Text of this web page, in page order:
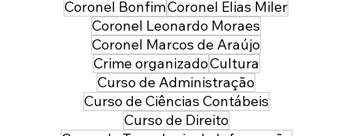
Coronel BonfimCoronel Elias Miler
Coronel Leonardo Moraes
Coronel Marcos de Araújo
Crime organizadoCultura
Curso de Administração
Curso de Ciências Contábeis
Curso de Direito